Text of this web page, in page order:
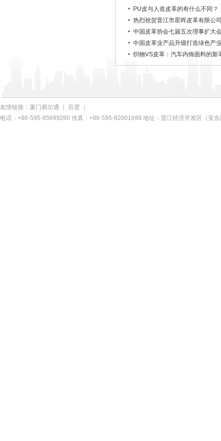
PU皮与人造皮革的有什么不同？
热烈祝贺晋江市星晖皮革有限公
中国皮革协会七届五次理事扩大
中国皮革业产品升级打造绿色产
织物VS皮革：汽车内饰面料的新
友情链接： 厦门易尔通 百度
电话：+86-595-85699280 传真：+86-595-82001699 地址：晋江经济开发区（安